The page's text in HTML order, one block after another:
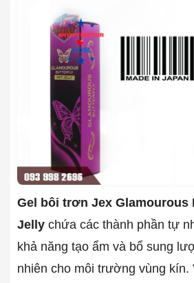
Gel bôi trơn Jex Glamourous
Jelly chứa các thành phần tự
khả năng tạo ẩm và bổ sung
nhiên cho môi trường vùng kín.